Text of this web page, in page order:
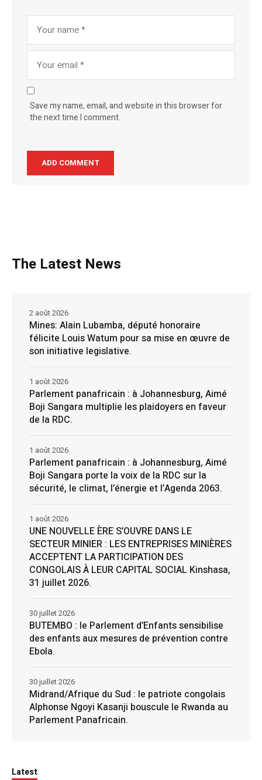
Save my name, email, and website in this browser for
the next time I comment.
The Latest News
Mines: Alain Lubamba, député honoraire
félicite Louis Watum pour sa mise en œuvre de
son initiative legislative.
2 août 2026
Parlement panafricain : à Johannesburg, Aimé
Boji Sangara multiplie les plaidoyers en faveur
de la RDC.
1 août 2026
Parlement panafricain : à Johannesburg, Aimé
Boji Sangara porte la voix de la RDC sur la
sécurité, le climat, l’énergie et l’Agenda 2063.
1 août 2026
UNE NOUVELLE ÈRE S’OUVRE DANS LE
SECTEUR MINIER : LES ENTREPRISES MINIÈRES
ACCEPTENT LA PARTICIPATION DES
CONGOLAIS À LEUR CAPITAL SOCIAL Kinshasa,
31 juillet 2026.
1 août 2026
BUTEMBO : le Parlement d’Enfants sensibilise
des enfants aux mesures de prévention contre
Ebola.
30 juillet 2026
Midrand/Afrique du Sud : le patriote congolais
Alphonse Ngoyi Kasanji bouscule le Rwanda au
Parlement Panafricain.
30 juillet 2026
Latest